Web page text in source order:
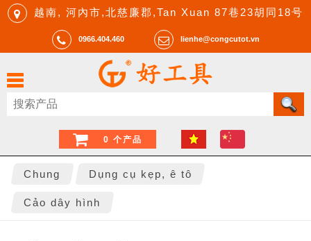
越南, 河內市,北慈廉郡,Tan Xuan 87巷23胡同18号
0966.404.460 lienhe@congcutot.vn
0 个产品
Chung Dụng cụ kẹp, ê tô
Cảo dây hình